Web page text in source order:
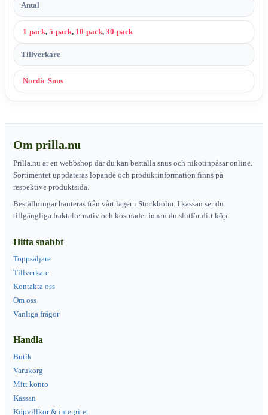
Antal
1-pack, 5-pack, 10-pack, 30-pack
Tillverkare
Nordic Snus
Om prilla.nu
Prilla.nu är en webbshop där du kan beställa snus och nikotinpåsar online.
Sortimentet uppdateras löpande och produktinformation finns på
respektive produktsida.
Beställningar hanteras från vårt lager i Stockholm. I kassan ser du
tillgängliga fraktalternativ och kostnader innan du slutför ditt köp.
Hitta snabbt
Toppsäljare
Tillverkare
Kontakta oss
Om oss
Vanliga frågor
Handla
Butik
Varukorg
Mitt konto
Kassan
Köpvillkor & integritet